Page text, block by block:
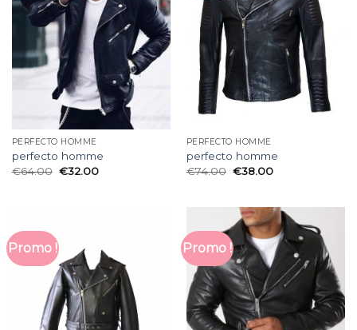
PERFECTO HOMME
perfecto homme
€64.00 €32.00
PERFECTO HOMME
perfecto homme
€74.00 €38.00
Promo ! Promo !